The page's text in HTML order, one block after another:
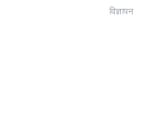
विज्ञापन